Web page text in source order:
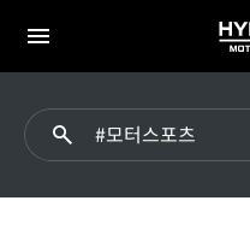
전체